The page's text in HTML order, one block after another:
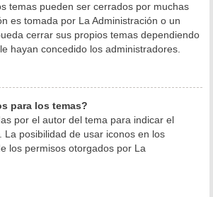
temas pueden ser cerrados por muchas
es tomada por La Administración o un
cerrar sus propios temas dependiendo
hayan concedido los administradores.
para los temas?
por el autor del tema para indicar el
La posibilidad de usar iconos en los
los permisos otorgados por La